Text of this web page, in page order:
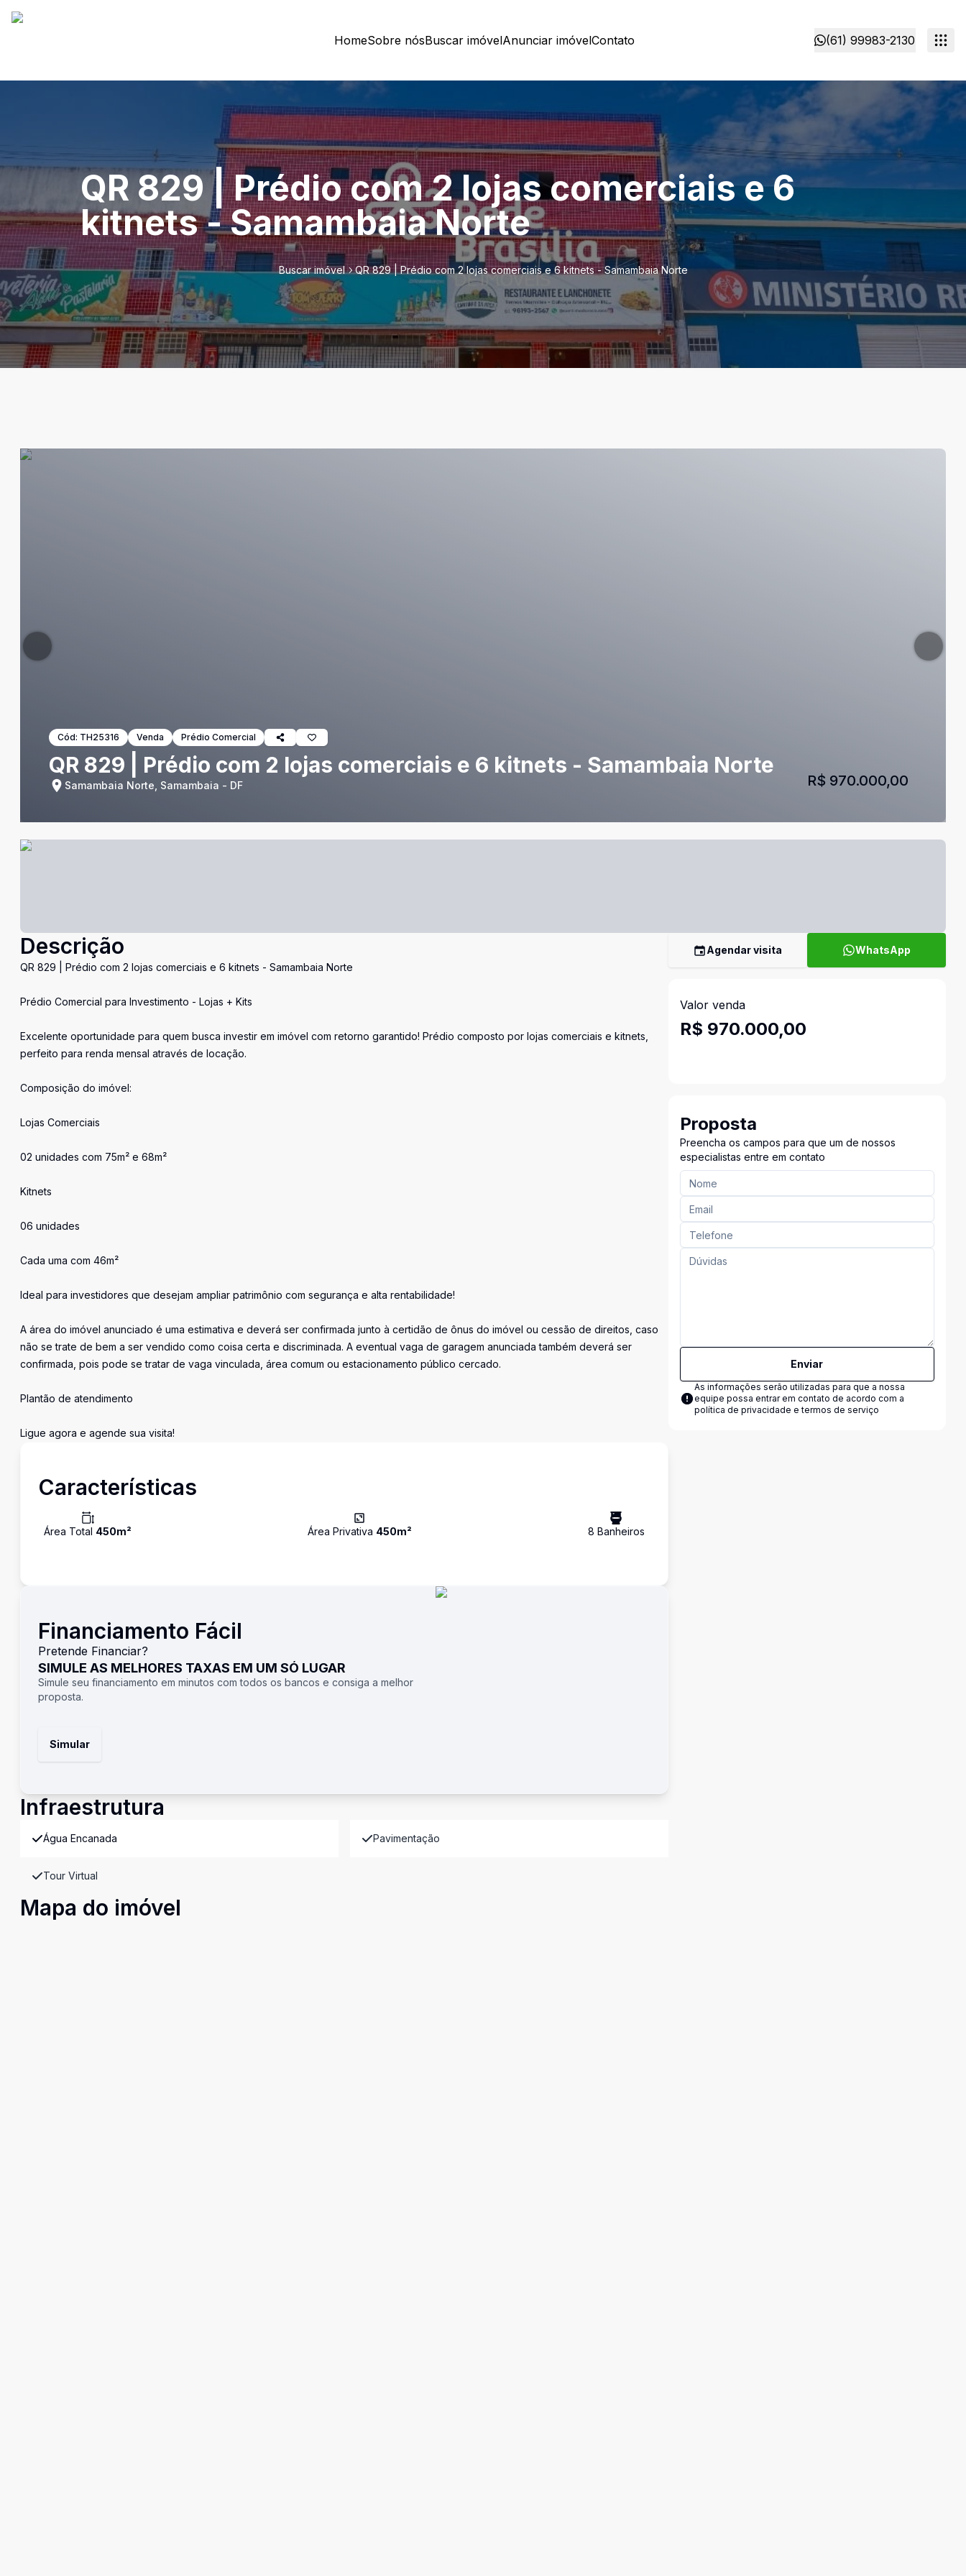
HomeSobre nósBuscar imóvelAnunciar imóvelContato (61) 99983-2130
QR 829 | Prédio com 2 lojas comerciais e 6
kitnets - Samambaia Norte
Buscar imóvel QR 829 | Prédio com 2 lojas comerciais e 6 kitnets - Samambaia Norte
Cód: TH25316 Venda Prédio Comercial
QR 829 | Prédio com 2 lojas comerciais e 6 kitnets - Samambaia Norte
Samambaia Norte, Samambaia - DF R$ 970.000,00
Descrição
QR 829 | Prédio com 2 lojas comerciais e 6 kitnets - Samambaia Norte
Prédio Comercial para Investimento - Lojas + Kits
Excelente oportunidade para quem busca investir em imóvel com retorno garantido! Prédio composto por lojas comerciais e kitnets,
perfeito para renda mensal através de locação.
Composição do imóvel:
Lojas Comerciais
02 unidades com 75m² e 68m²
Kitnets
06 unidades
Cada uma com 46m²
Ideal para investidores que desejam ampliar patrimônio com segurança e alta rentabilidade!
A área do imóvel anunciado é uma estimativa e deverá ser confirmada junto à certidão de ônus do imóvel ou cessão de direitos, caso
não se trate de bem a ser vendido como coisa certa e discriminada. A eventual vaga de garagem anunciada também deverá ser
confirmada, pois pode se tratar de vaga vinculada, área comum ou estacionamento público cercado.
Plantão de atendimento
Ligue agora e agende sua visita!
Características
Área Total 450m² Área Privativa 450m² 8 Banheiros
Financiamento Fácil
Pretende Financiar?
SIMULE AS MELHORES TAXAS EM UM SÓ LUGAR
Simule seu financiamento em minutos com todos os bancos e consiga a melhor
proposta.
Simular
Infraestrutura
Água Encanada Pavimentação
Tour Virtual
Mapa do imóvel
Agendar visita WhatsApp
Valor venda
R$ 970.000,00
Proposta
Preencha os campos para que um de nossos
especialistas entre em contato
Enviar
As informações serão utilizadas para que a nossa
equipe possa entrar em contato de acordo com a
política de privacidade e termos de serviço